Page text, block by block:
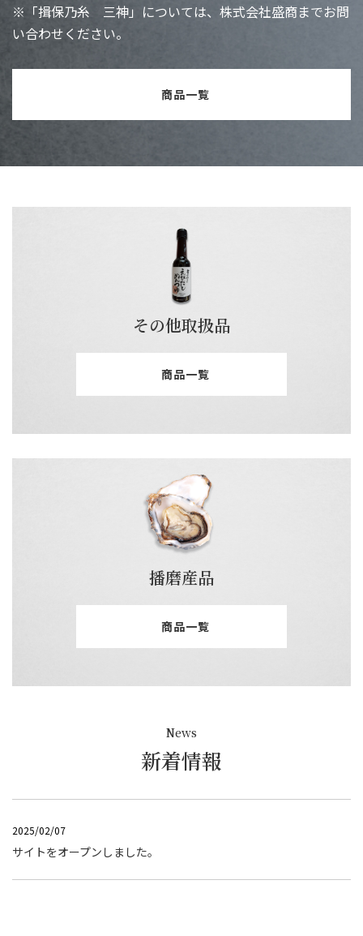
※「揖保乃糸 三神」については、株式会社盛商までお問
い合わせください。
商品一覧
その他取扱品
商品一覧
播磨産品
商品一覧
News
新着情報
2025/02/07
サイトをオープンしました。